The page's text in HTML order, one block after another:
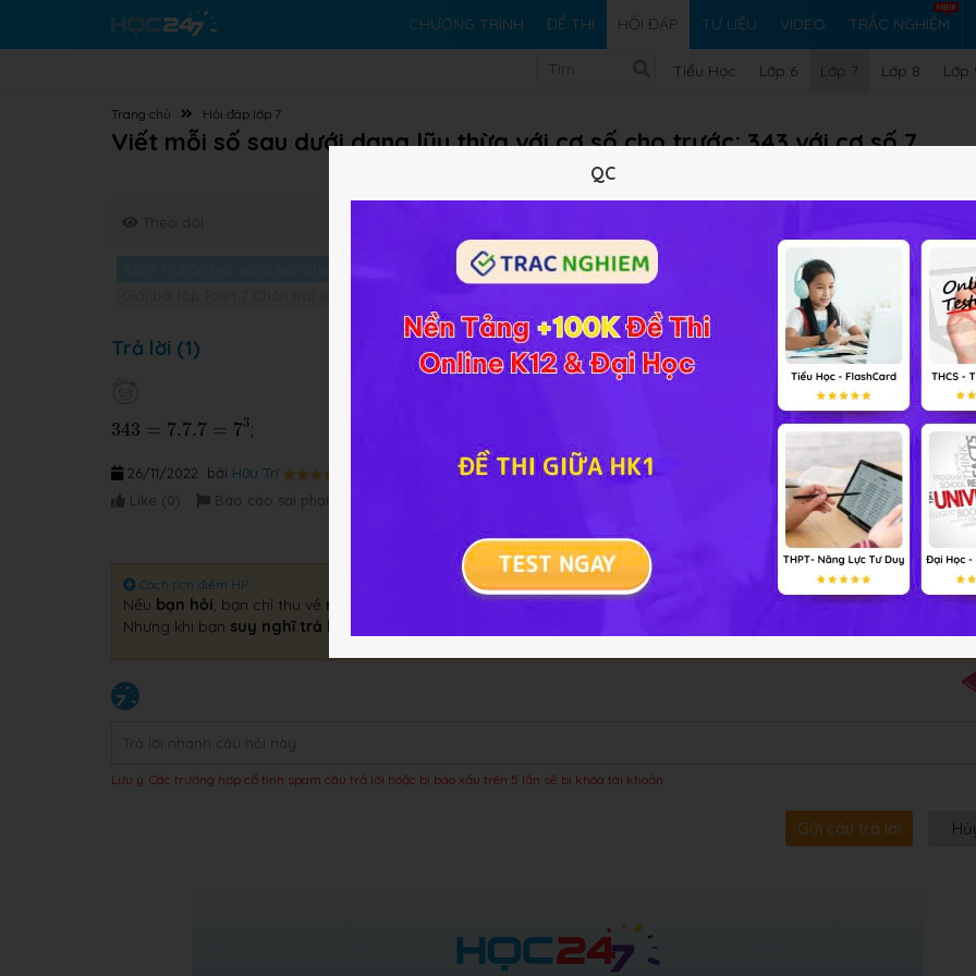
CHƯƠNG TRÌNH ĐỀ THI HỎI ĐÁP TƯ LIỆU VIDEO TRẮC NGHIỆM
Tiểu Học Lớp 6 Lớp 7 Lớp 8 Lớp
Trang chủ Hỏi đáp lớp 7
Viết mỗi số sau dưới dạng lũy thừa với cơ số cho trước: 343 với cơ số 7
Theo dõi
Trắc nghiệm Toán 7 Chân trời sáng tạo Chương 1 Bài 3
Trả lời (1)
343 = 7.7.7 = 73
343 7.7.7= 73 ;
bởi Hữu Trí
26/11/2022
Like (0) Báo cáo sai phạm
Cách tích điểm HP
Nếu bạn hỏi, bạn chỉ thu về một câu trả lời
Nhưng khi bạn suy nghĩ trả lời
Lưu ý: Các trường hợp cố tình spam câu trả lời hoặc bị báo xấu trên 5 lần sẽ bị khóa tài khoản
Gửi câu trả lời
QC